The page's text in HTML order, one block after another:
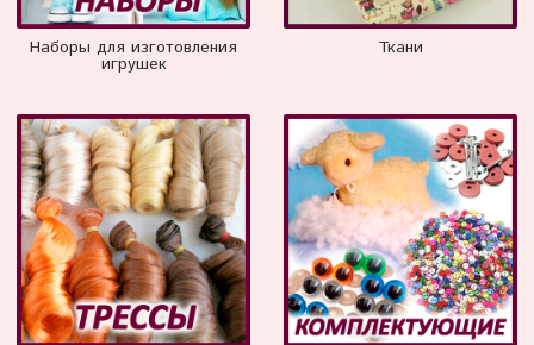
Наборы для изготовления
игрушек
Ткани